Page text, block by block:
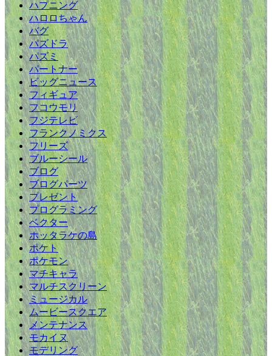
ハプニング
ハロロちゃん
バグ
パズドラ
パズミ
パートナー
ビッグニュース
フィギュア
フコウモリ
フジテレビ
フランクノミクス
フリーズ
ブルーシール
ブログ
ブログパーツ
プレゼント
プログラミング
ベクター
ホッタラケの島
ポケト
ポケモン
マチキャラ
マルチスクリーン
ミュージカル
ムービースクエア
メンテナンス
モカイヌ
モデリング